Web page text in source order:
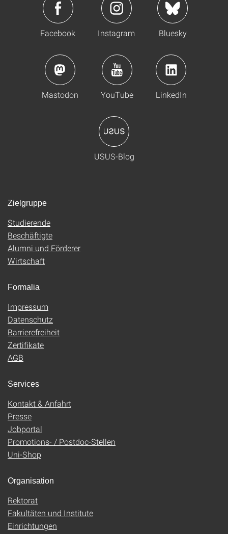
Facebook Instagram Bluesky
Mastodon YouTube LinkedIn
USUS-Blog
Zielgruppe
Studierende
Beschäftigte
Alumni und Förderer
Wirtschaft
Formalia
Impressum
Datenschutz
Barrierefreiheit
Zertifikate
AGB
Services
Kontakt & Anfahrt
Presse
Jobportal
Promotions- / Postdoc-Stellen
Uni-Shop
Organisation
Rektorat
Fakultäten und Institute
Einrichtungen